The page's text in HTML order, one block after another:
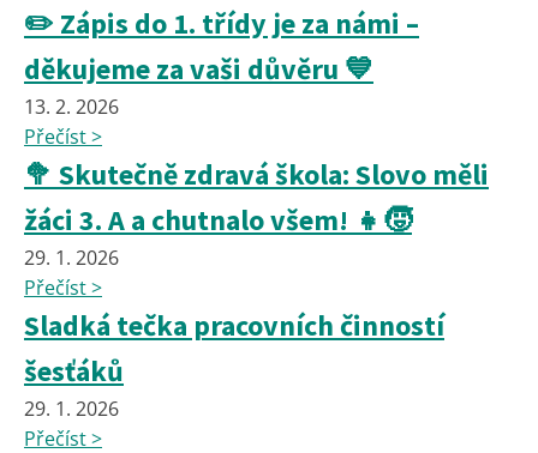
✏️ Zápis do 1. třídy je za námi –
děkujeme za vaši důvěru 💙
13. 2. 2026
Přečíst >
🥦 Skutečně zdravá škola: Slovo měli
žáci 3. A a chutnalo všem! 👧🧒
29. 1. 2026
Přečíst >
Sladká tečka pracovních činností
šesťáků
29. 1. 2026
Přečíst >